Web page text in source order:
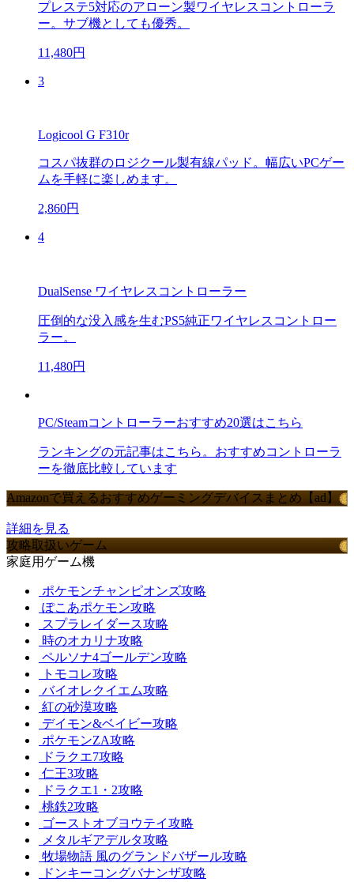
プレステ5対応のアローン製ワイヤレスコントローラ
ー。サブ機としても優秀。
11,480円
3
Logicool G F310r
コスパ抜群のロジクール製有線パッド。幅広いPCゲー
ムを手軽に楽しめます。
2,860円
4
DualSense ワイヤレスコントローラー
圧倒的な没入感を生むPS5純正ワイヤレスコントロー
ラー。
11,480円
PC/Steamコントローラーおすすめ20選はこちら
ランキングの元記事はこちら。おすすめコントローラ
ーを徹底比較しています
Amazonで買えるおすすめゲーミングデバイスまとめ【ad】
詳細を見る
攻略取扱いゲーム
家庭用ゲーム機
ポケモンチャンピオンズ攻略
ぽこあポケモン攻略
スプラレイダース攻略
時のオカリナ攻略
ペルソナ4ゴールデン攻略
トモコレ攻略
バイオレクイエム攻略
紅の砂漠攻略
デイモン&ベイビー攻略
ポケモンZA攻略
ドラクエ7攻略
仁王3攻略
ドラクエ1・2攻略
桃鉄2攻略
ゴーストオブヨウテイ攻略
メタルギアデルタ攻略
牧場物語 風のグランドバザール攻略
ドンキーコングバナンザ攻略